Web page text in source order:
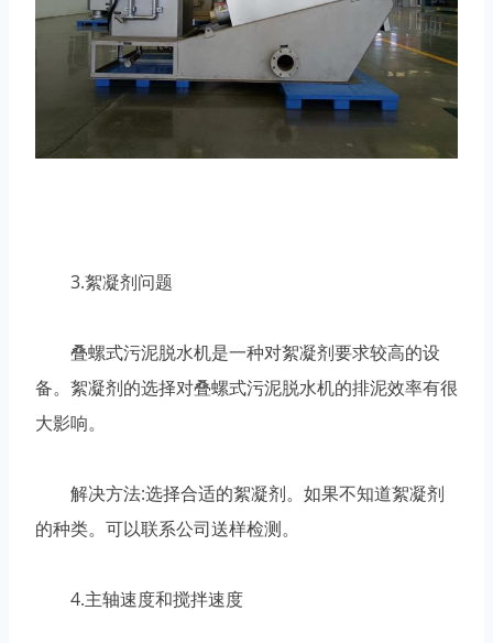
3.絮凝剂问题
叠螺式污泥脱水机是一种对絮凝剂要求较高的设
备。絮凝剂的选择对叠螺式污泥脱水机的排泥效率有很
大影响。
解决方法:选择合适的絮凝剂。如果不知道絮凝剂
的种类。可以联系公司送样检测。
4.主轴速度和搅拌速度